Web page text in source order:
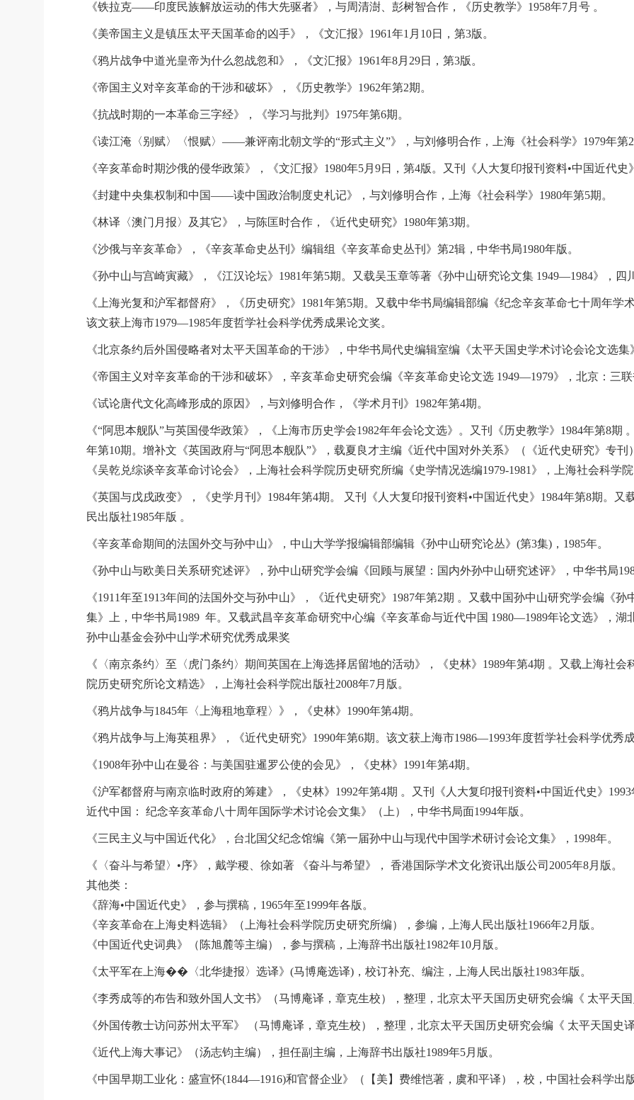
《铁拉克――印度民族解放运动的伟大先驱者》，与周清澍、彭树智合作，《历史教学》1958年7月号 。
《美帝国主义是镇压太平天国革命的凶手》，《文汇报》1961年1月10日，第3版。
《鸦片战争中道光皇帝为什么忽战忽和》，《文汇报》1961年8月29日，第3版。
《帝国主义对辛亥革命的干涉和破坏》，《历史教学》1962年第2期。
《抗战时期的一本革命三字经》，《学习与批判》1975年第6期。
《读江淹〈别赋〉〈恨赋〉――兼评南北朝文学的“形式主义”》，与刘修明合作，上海《社会科学》1979年第
《辛亥革命时期沙俄的侵华政策》，《文汇报》1980年5月9日，第4版。又刊《人大复印报刊资料•中国近代史
《封建中央集权制和中国――读中国政治制度史札记》，与刘修明合作，上海《社会科学》1980年第5期。
《林译〈澳门月报〉及其它》，与陈匡时合作，《近代史研究》1980年第3期。
《沙俄与辛亥革命》，《辛亥革命史丛刊》编辑组《辛亥革命史丛刊》第2辑，中华书局1980年版。
《孙中山与宫崎寅藏》，《江汉论坛》1981年第5期。又载吴玉章等著《孙中山研究论文集 1949―1984》，四
《上海光复和沪军都督府》，《历史研究》1981年第5期。又载中华书局编辑部编《纪念辛亥革命七十周年学
该文获上海市1979―1985年度哲学社会科学优秀成果论文奖。
《北京条约后外国侵略者对太平天国革命的干涉》，中华书局代史编辑室编《太平天国史学术讨论会论文选
《帝国主义对辛亥革命的干涉和破坏》，辛亥革命史研究会编《辛亥革命史论文选 1949―1979》，北京：三
《试论唐代文化高峰形成的原因》，与刘修明合作，《学术月刊》1982年第4期。
《“阿思本舰队”与英国侵华政策》，《上海市历史学会1982年年会论文选》。又刊《历史教学》1984年第8期
年第10期。增补文《英国政府与“阿思本舰队”》，载夏良才主编《近代中国对外关系》（《近代史研究》专刊
《吴乾兑综谈辛亥革命讨论会》，上海社会科学院历史研究所编《史学情况选编1979-1981》，上海社会科学
《英国与戊戌政变》，《史学月刊》1984年第4期。 又刊《人大复印报刊资料•中国近代史》1984年第8期。
民出版社1985年版 。
《辛亥革命期间的法国外交与孙中山》，中山大学学报编辑部编辑《孙中山研究论丛》(第3集)，1985年。
《孙中山与欧美日关系研究述评》，孙中山研究学会编《回顾与展望：国内外孙中山研究述评》，中华书局
《1911年至1913年间的法国外交与孙中山》，《近代史研究》1987年第2期 。又载中国孙中山研究学会编《
集》上，中华书局1989 年。又载武昌辛亥革命研究中心编《辛亥革命与近代中国 1980―1989年论文选》，湖
孙中山基金会孙中山学术研究优秀成果奖
《〈南京条约〉至〈虎门条约〉期间英国在上海选择居留地的活动》，《史林》1989年第4期 。又载上海社
院历史研究所论文精选》，上海社会科学院出版社2008年7月版。
《鸦片战争与1845年〈上海租地章程〉》，《史林》1990年第4期。
《鸦片战争与上海英租界》，《近代史研究》1990年第6期。该文获上海市1986―1993年度哲学社会科学优秀
《1908年孙中山在曼谷：与美国驻暹罗公使的会见》，《史林》1991年第4期。
《沪军都督府与南京临时政府的筹建》，《史林》1992年第4期 。又刊《人大复印报刊资料•中国近代史》
近代中国： 纪念辛亥革命八十周年国际学术讨论会文集》（上），中华书局面1994年版。
《三民主义与中国近代化》，台北国父纪念馆编《第一届孙中山与现代中国学术研讨会论文集》，1998年。
《〈奋斗与希望〉•序》，戴学稷、徐如著 《奋斗与希望》， 香港国际学术文化资讯出版公司2005年8月版。
其他类：
《辞海•中国近代史》，参与撰稿，1965年至1999年各版。
《辛亥革命在上海史料选辑》（上海社会科学院历史研究所编），参编，上海人民出版社1966年2月版。
《中国近代史词典》（陈旭麓等主编），参与撰稿，上海辞书出版社1982年10月版。
《太平军在上海��〈北华捷报〉选译》(马博庵选译)，校订补充、编注，上海人民出版社1983年版。
《李秀成等的布告和致外国人文书》（马博庵译，章克生校），整理，北京太平天国历史研究会编《 太平天
《外国传教士访问苏州太平军》 （马博庵译，章克生校），整理，北京太平天国历史研究会编《 太平天国史
《近代上海大事记》（汤志钧主编），担任副主编，上海辞书出版社1989年5月版。
《中国早期工业化：盛宣怀(1844―1916)和官督企业》（【美】费维恺著，虞和平译），校，中国社会科学出